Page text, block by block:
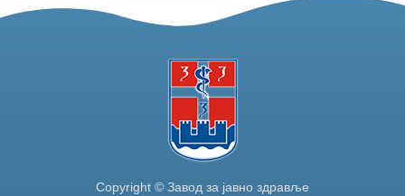
Copyright © Завод за јавно здравље